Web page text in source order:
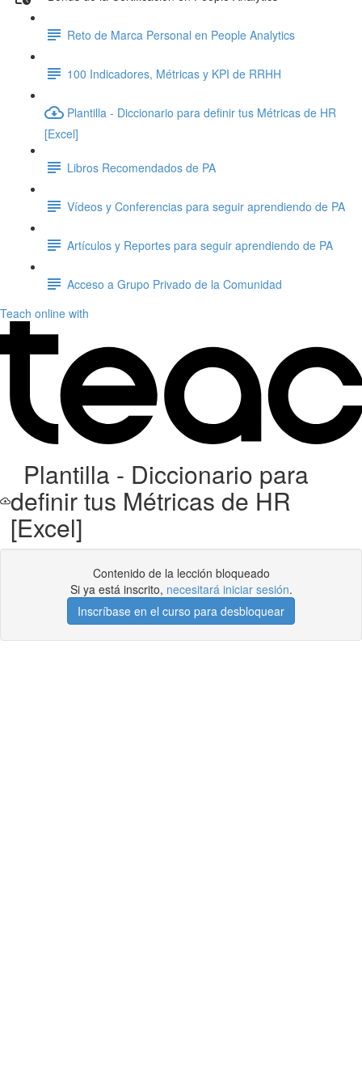
Reto de Marca Personal en People Analytics
100 Indicadores, Métricas y KPI de RRHH
Plantilla - Diccionario para definir tus Métricas de HR
[Excel]
Libros Recomendados de PA
Vídeos y Conferencias para seguir aprendiendo de PA
Artículos y Reportes para seguir aprendiendo de PA
Acceso a Grupo Privado de la Comunidad
Teach online with
Plantilla - Diccionario para
definir tus Métricas de HR
[Excel]
Contenido de la lección bloqueado
Si ya está inscrito, necesitará iniciar sesión.
Inscríbase en el curso para desbloquear